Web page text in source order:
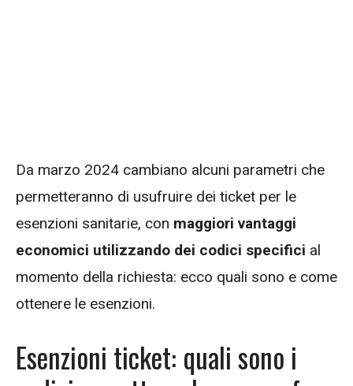
Da marzo 2024 cambiano alcuni parametri che
permetteranno di usufruire dei ticket per le
esenzioni sanitarie, con maggiori vantaggi
economici utilizzando dei codici specifici al
momento della richiesta: ecco quali sono e come
ottenere le esenzioni.
Esenzioni ticket: quali sono i